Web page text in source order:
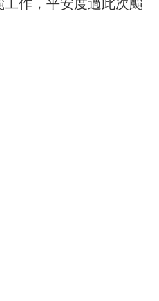
作，平安度過此次颱